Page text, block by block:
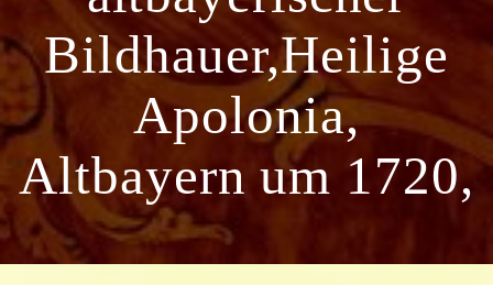
Bildhauer,Heilige
Apolonia,
Altbayern um 1720,